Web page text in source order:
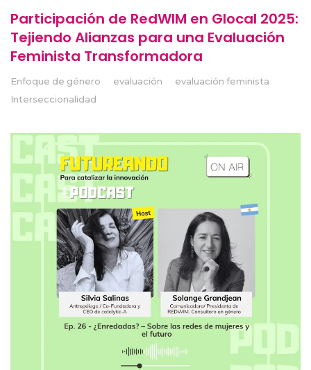
Participación de RedWIM en Glocal 2025:
Tejiendo Alianzas para una Evaluación
Feminista Transformadora
Enfoque de género evaluación
evaluación feminista
Interseccionalidad